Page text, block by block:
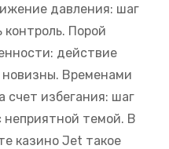
давления: шаг
Порой
действие
новизны. Временами
счет избегания: шаг
неприятной темой. В
казино Jet такое